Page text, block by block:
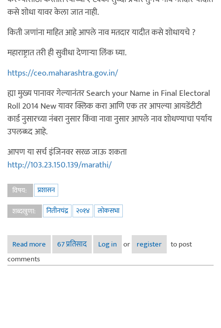
कसे शोधा यावर केला जात नाही.
किती जणांना माहित आहे आपले नाव मतदार यादीत कसे शोधायचे ?
महाराष्ट्रात तरी ही सुवीधा देणार्‍या लिंक घ्या.
https://ceo.maharashtra.gov.in/
ह्या मुख्य पानावर गेल्यानंतर Search your Name in Final Electoral
Roll 2014 New यावर क्लिक करा आणि एक तर आपल्या आयडेंटीटी
कार्ड नुसारच्या नंबरा नुसार किंवा नावा नुसार आपले नाव शोधण्याचा पर्याय
उपलब्ध्द आहे.
आपण या सर्च इंजिनवर सरळ जाऊ शकता
http://103.23.150.139/marathi/
विषय:
प्रशासन
शब्दखुणा:
नितीनचंद्र २०१४ लोकसभा
Read more about तुमचे नाव मतदार यादीत शोधा
67 प्रतिसाद Log in or register
to post
comments